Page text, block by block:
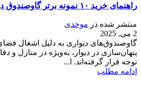
راهنمای خرید ۱۰ نمونه برتر گاوصندوق دیواری
منتشر شده در موحدی
2 می, 2025
گاوصندوق‌های دیواری به دلیل اشغال
پنهان‌سازی در دیوار، به‌ویژه در منازل و
توجه قرار گرفته‌اند. ا...
ادامه مطلب